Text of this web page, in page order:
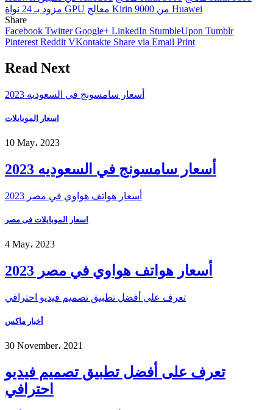
مزود بـ 24 نواة GPU
معالج Kirin 9000 من Huawei
Share
Facebook Twitter Google+ LinkedIn StumbleUpon Tumblr
Pinterest Reddit VKontakte Share via Email Print
Read Next
أسعار سامسونج في السعوديه 2023
اسعار الموبايلات
10 May، 2023
أسعار سامسونج في السعوديه 2023
أسعار هواتف هواوي في مصر 2023
اسعار الموبايلات فى مصر
4 May، 2023
أسعار هواتف هواوي في مصر 2023
تعرف على أفضل تطبيق تصميم فيديو احترافي
أخبار ماكس
30 November، 2021
تعرف على أفضل تطبيق تصميم فيديو
احترافي